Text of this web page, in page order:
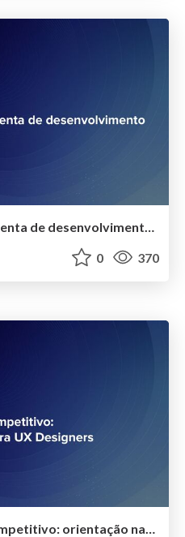
0 370
Criando um portfólio competitivo: orientação na prática para UX Designers